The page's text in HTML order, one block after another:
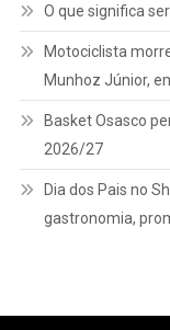
O que significa
Motociclista
Munhoz Júnior,
Basket Osasco
2026/27
Dia dos Pais no
gastronomia,